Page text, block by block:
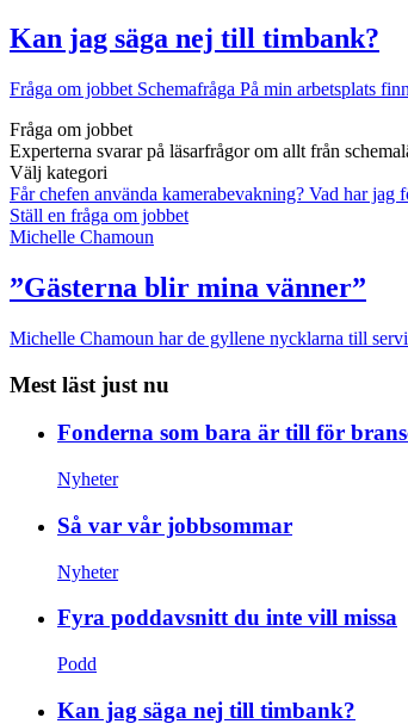
Kan jag säga nej till timbank?
Fråga om jobbet Schemafråga På min arbetsplats
Fråga om jobbet
Experterna svarar på läsarfrågor om allt från
Välj kategori
Får chefen använda kamerabevakning? Vad har jag
Ställ en fråga om jobbet
Michelle Chamoun
”Gästerna blir mina vänner”
Michelle Chamoun har de gyllene nycklarna till
Mest läst just nu
Fonderna som bara är till för
Nyheter
Så var vår jobbsommar
Nyheter
Fyra poddavsnitt du inte vill missa
Podd
Kan jag säga nej till timbank?